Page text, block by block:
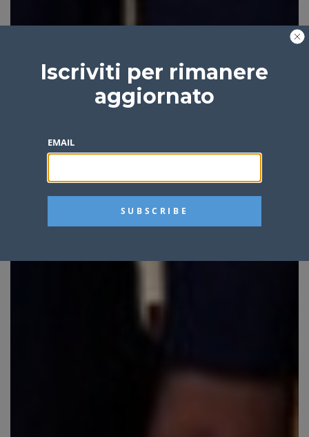
Iscriviti per rimanere
aggiornato
EMAIL